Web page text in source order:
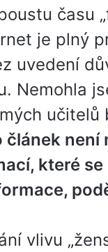
času
je plný
uvedení
Nemohla
učitelů
není
které
vlivu